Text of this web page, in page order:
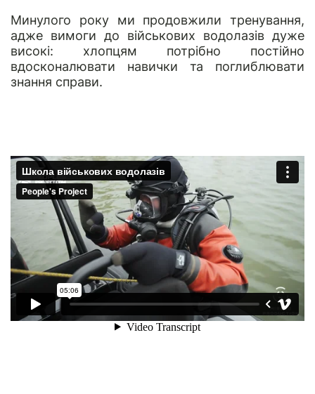
Минулого року ми продовжили тренування,
адже вимоги до військових водолазів дуже
високі: хлопцям потрібно постійно
вдосконалювати навички та поглиблювати
знання справи.